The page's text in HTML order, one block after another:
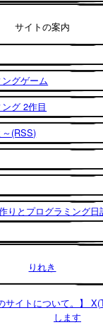
サイトの案内
グゲーム
グ 2作目
(RSS)
りとプログラミング日
りれき
サイトについて。】
します